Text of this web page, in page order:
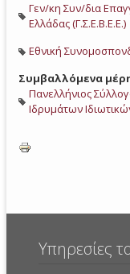
Γεν/κη Συν/δια
Ελλάδας (Γ.Σ.Ε.Β.Ε.Ε.)
Εθνική
Συμβαλλόμενα
Πανελλήνιος
Ιδρυμάτων
Υπηρεσίες